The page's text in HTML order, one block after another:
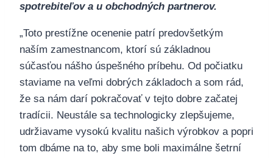
spotrebiteľov a u obchodných partnerov.
„Toto prestížne ocenenie patrí predovšetkým
naším zamestnancom, ktorí sú základnou
súčasťou nášho úspešného príbehu. Od počiatku
staviame na veľmi dobrých základoch a som rád,
že sa nám darí pokračovať v tejto dobre začatej
tradícii. Neustále sa technologicky zlepšujeme,
udržiavame vysokú kvalitu našich výrobkov a popri
tom dbáme na to, aby sme boli maximálne šetrní